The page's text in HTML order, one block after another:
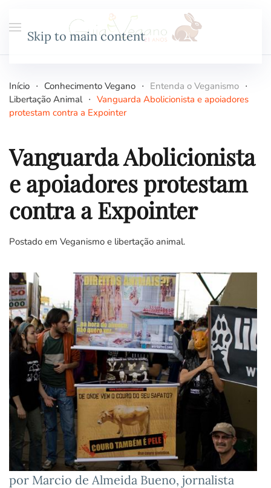
Skip to main content
Início Conhecimento Vegano
Entenda o Veganismo
Libertação Animal
Vanguarda Abolicionista e apoiadores
protestam contra a Expointer
Vanguarda Abolicionista
e apoiadores protestam
contra a Expointer
Postado em Veganismo e libertação animal.
por Marcio de Almeida Bueno, jornalista